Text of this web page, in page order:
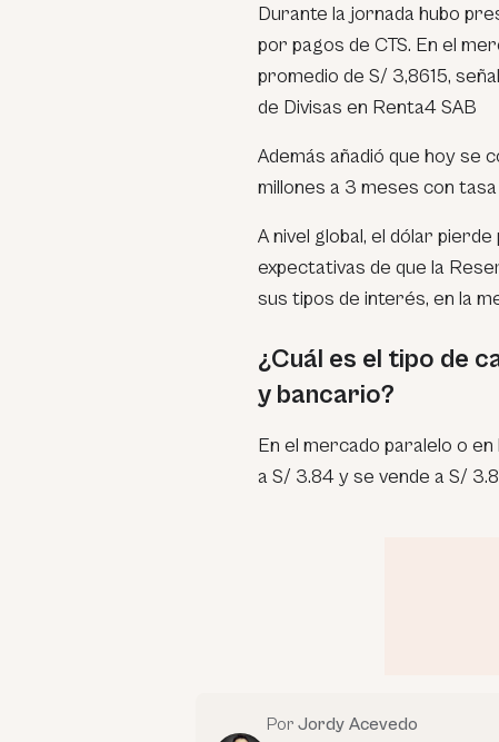
Durante la jornada hubo
por pagos de CTS. En el
promedio de S/ 3,8615,
de Divisas en Renta4 SAB
Además añadió que hoy se
millones a 3 meses con
A nivel global, el dólar
expectativas de que la
sus tipos de interés, en la
¿Cuál es el tipo de
y bancario?
En el mercado paralelo o
a S/ 3.84 y se vende a S/
Por Jordy Acevedo